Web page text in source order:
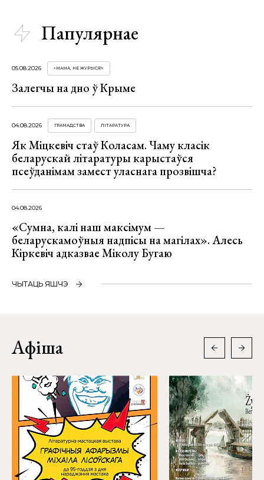
Папулярнае
05.08.2026 «МАМА, НЕ ЖУРЫСЯ!»
Залегчы на дно ў Крыме
04.08.2026 ГРАМАДСТВА ЛІТАРАТУРА
Як Міцкевіч стаў Коласам. Чаму класік
беларускай літаратуры карыстаўся
псеўданімам замест уласнага прозвішча?
04.08.2026
«Сумна, калі наш максімум —
беларускамоўныя надпісы на магілах». Алесь
Кіркевіч адказвае Міколу Бугаю
ЧЫТАЦЬ ЯШЧЭ
Афіша